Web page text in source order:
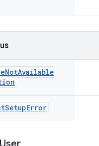
NotAvailable
SetupError